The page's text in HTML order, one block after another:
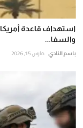
استهداف قاعدة
والسفا...
باسم النادي مارس 15, 2026